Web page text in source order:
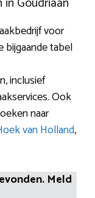
voor
bijgaande tabel
inclusief
Ook
naar
van Holland,
Meld